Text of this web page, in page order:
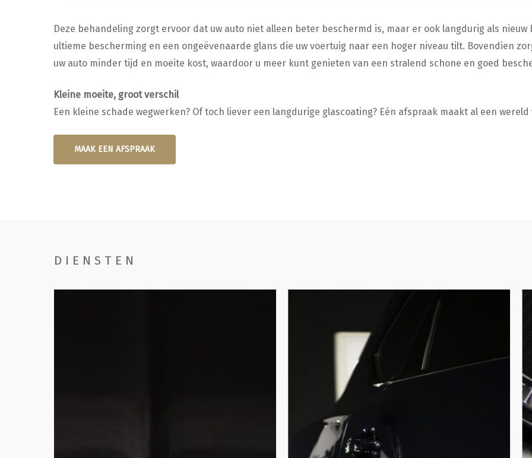
Deze behandeling zorgt ervoor dat uw auto niet alleen beter beschermd is, maar er ook langdurig als
ultieme bescherming en een ongeëvenaarde glans die uw voertuig naar een hoger niveau tilt. Bovendien
uw auto minder tijd en moeite kost, waardoor u meer kunt genieten van een stralend schone en goed
Kleine moeite, groot verschil
Een kleine schade wegwerken? Of toch liever een langdurige glascoating? Eén afspraak maakt al een
MAAK EEN AFSPRAAK
DIENSTEN